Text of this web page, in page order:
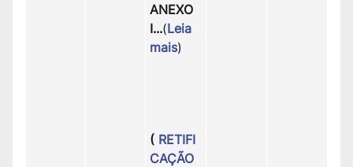
ANEXO
I...(Leia
mais)
( RETIFI
CAÇÃO